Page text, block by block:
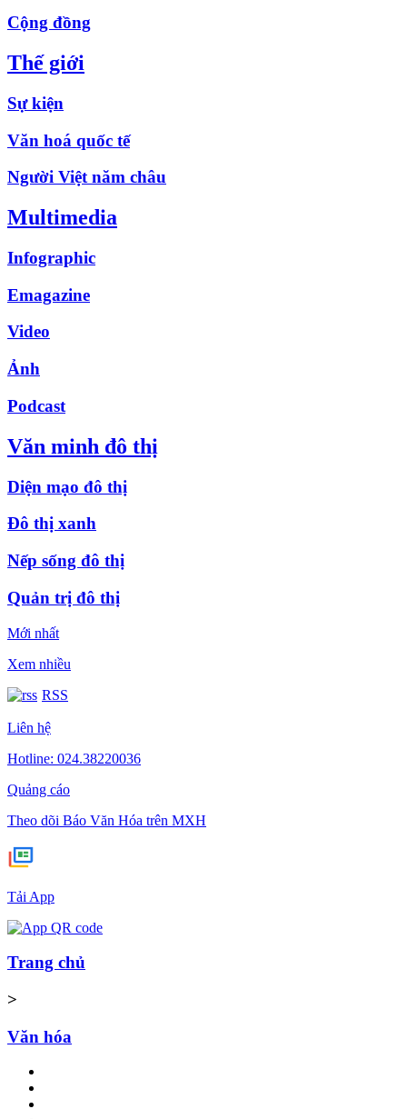
Cộng đồng
Thế giới
Sự kiện
Văn hoá quốc tế
Người Việt năm châu
Multimedia
Infographic
Emagazine
Video
Ảnh
Podcast
Văn minh đô thị
Diện mạo đô thị
Đô thị xanh
Nếp sống đô thị
Quản trị đô thị
Mới nhất
Xem nhiều
RSS
Liên hệ
Hotline: 024.38220036
Quảng cáo
Theo dõi Báo Văn Hóa trên MXH
Tải App
Trang chủ
>
Văn hóa